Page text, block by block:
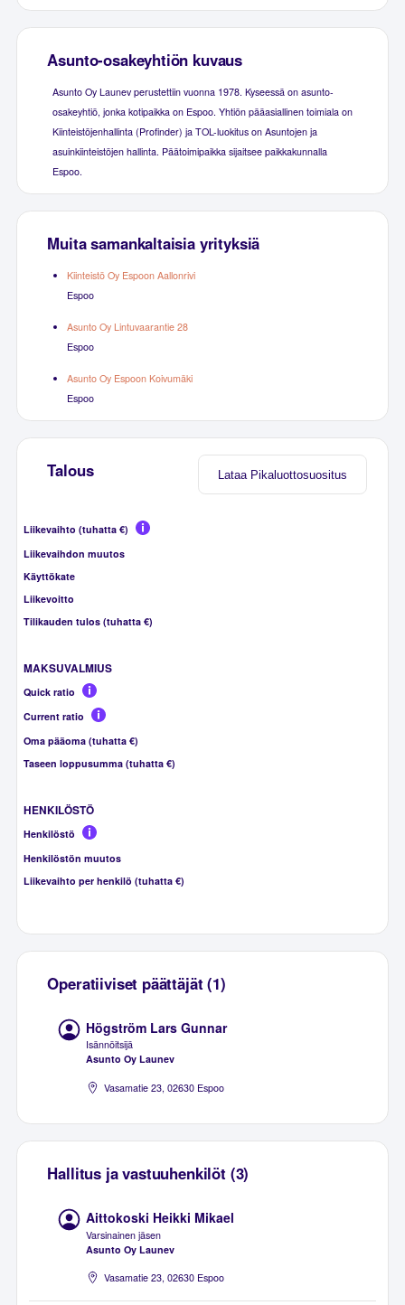
Asunto-osakeyhtiön kuvaus
Asunto Oy Launev perustettiin vuonna 1978. Kyseessä on asunto-
osakeyhtiö, jonka kotipaikka on Espoo. Yhtiön pääasiallinen toimiala on
Kiinteistöjenhallinta (Profinder) ja TOL-luokitus on Asuntojen ja
asuinkiinteistöjen hallinta. Päätoimipaikka sijaitsee paikkakunnalla
Espoo.
Muita samankaltaisia yrityksiä
Kiinteistö Oy Espoon Aallonrivi
Espoo
Asunto Oy Lintuvaarantie 28
Espoo
Asunto Oy Espoon Koivumäki
Espoo
Lataa Pikaluottosuositus
Talous
Liikevaihto (tuhatta €)
Liikevaihdon muutos
Käyttökate
Liikevoitto
Tilikauden tulos (tuhatta €)
MAKSUVALMIUS
Quick ratio
Current ratio
Oma pääoma (tuhatta €)
Taseen loppusumma (tuhatta €)
HENKILÖSTÖ
Henkilöstö
Henkilöstön muutos
Liikevaihto per henkilö (tuhatta €)
Operatiiviset päättäjät (1)
Högström Lars Gunnar
Isännöitsijä
Asunto Oy Launev
Vasamatie 23, 02630 Espoo
Hallitus ja vastuuhenkilöt (3)
Aittokoski Heikki Mikael
Varsinainen jäsen
Asunto Oy Launev
Vasamatie 23, 02630 Espoo